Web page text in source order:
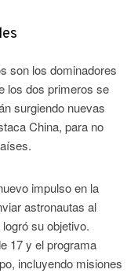
son los dominadores
los dos primeros se
surgiendo nuevas
China, para no
impulso en la
astronautas al
su objetivo.
17 y el programa
incluyendo misiones